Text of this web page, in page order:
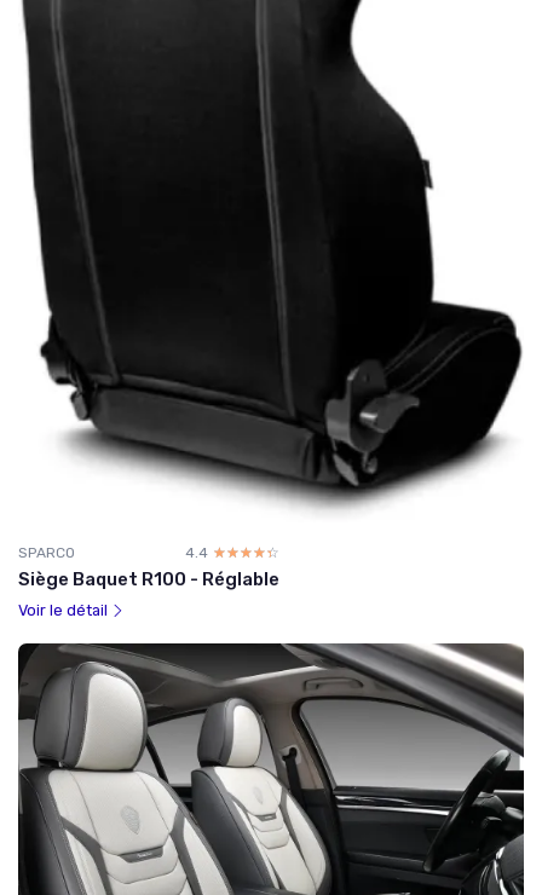
SPARCO 4.4 ☆☆☆☆☆
★★★★★
Siège Baquet R100 - Réglable
Voir le détail